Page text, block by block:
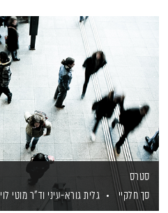
סטרס
סך חלקיי
גלית גורא-עיני וד"ר מוטי לוי